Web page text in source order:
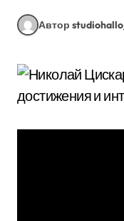
Автор studiohallo_